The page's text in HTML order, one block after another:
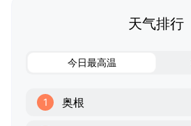
天气排行
今日最高温
1 奥根